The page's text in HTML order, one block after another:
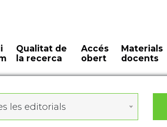
Qualitat de
la recerca
Accés
obert
Materials
docents
les editorials